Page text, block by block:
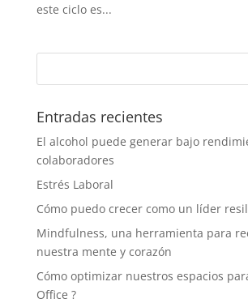
este ciclo es...
Entradas recientes
El alcohol puede generar bajo
colaboradores
Estrés Laboral
Cómo puedo crecer como un líder
Mindfulness, una herramienta para
nuestra mente y corazón
Cómo optimizar nuestros espacios
Office ?